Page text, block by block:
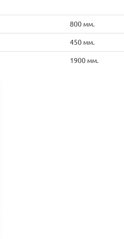
800 мм.
450 мм.
1900 мм.